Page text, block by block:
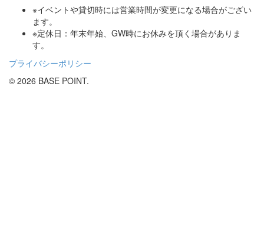
※イベントや貸切時には営業時間が変更になる場合がござい
ます。
※定休日：年末年始、GW時にお休みを頂く場合がありま
す。
プライバシーポリシー
© 2026 BASE POINT.